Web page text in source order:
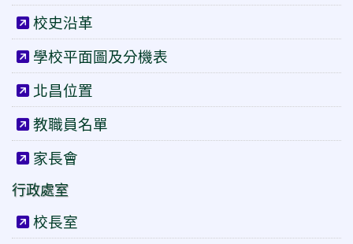
校史沿革
學校平面圖及分機表
北昌位置
教職員名單
家長會
行政處室
校長室